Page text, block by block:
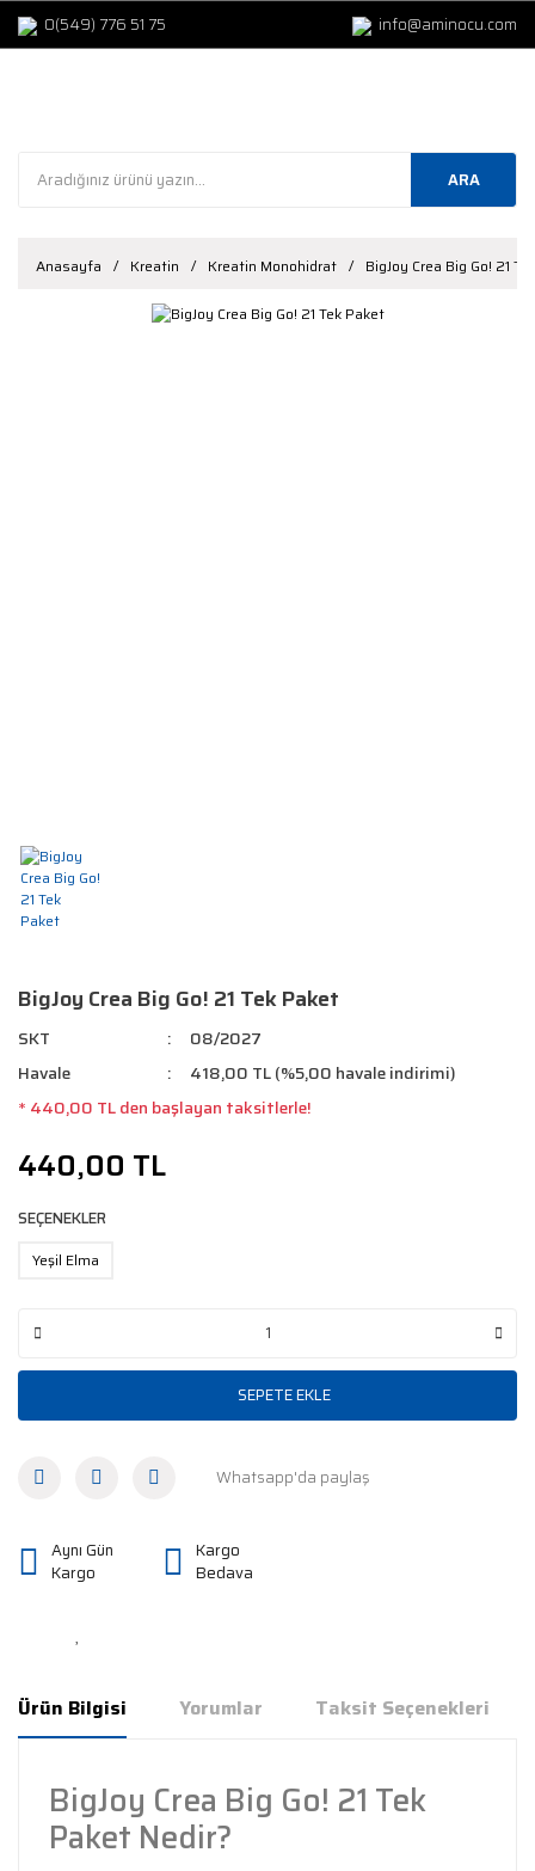
0(549) 776 51 75 info@aminocu.com
ARA
Anasayfa Kreatin Kreatin Monohidrat BigJoy Crea Big Go! 21
BigJoy Crea Big Go! 21 Tek Paket
SKT
08/2027
Havale
418,00 TL (%5,00 havale indirimi)
* 440,00 TL den başlayan taksitlerle!
440,00 TL
SEÇENEKLER
Yeşil Elma
SEPETE EKLE
Whatsapp'da paylaş
Aynı Gün
Kargo
Kargo
Bedava
Ürün Bilgisi Yorumlar Taksit Seçenekleri
BigJoy Crea Big Go! 21 Tek
Paket Nedir?